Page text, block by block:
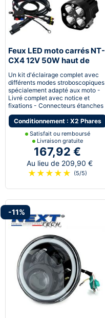
Feux LED moto carrés NT-
CX4 12V 50W haut de
gamme noir avec câbles
Un kit d'éclairage complet avec
différents modes stroboscopiques
spécialement adapté aux moto -
Livré complet avec notice et
fixations - Connecteurs étanches
Conditionnement : X2 Phares
Satisfait ou remboursé
Livraison gratuite
167,92 €
Au lieu de 209,90 €
★ ★ ★ ★ ★ (5/5)
-11%